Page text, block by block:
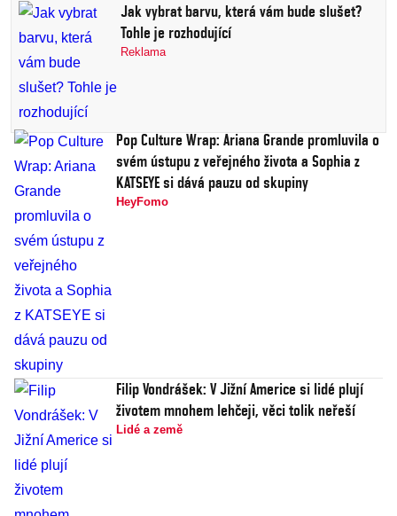
Jak vybrat barvu, která vám bude slušet?
Tohle je rozhodující
Reklama
Pop Culture Wrap: Ariana Grande promluvila o
svém ústupu z veřejného života a Sophia z
KATSEYE si dává pauzu od skupiny
HeyFomo
Filip Vondrášek: V Jižní Americe si lidé plují
životem mnohem lehčeji, věci tolik neřeší
Lidé a země